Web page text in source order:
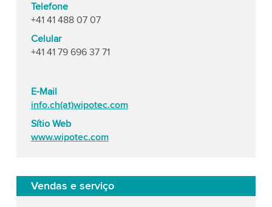
Telefone
+41 41 488 07 07
Celular
+41 41 79 696 37 71
E-Mail
info.ch(at)wipotec.com
Sítio Web
www.wipotec.com
Vendas e serviço